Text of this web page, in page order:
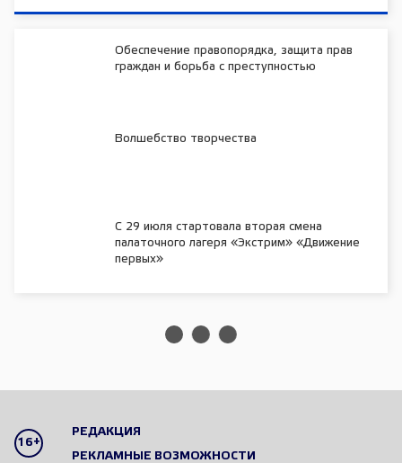
Обеспечение правопорядка, защита прав
граждан и борьба с преступностью
Волшебство творчества
С 29 июля стартовала вторая смена
палаточного лагеря «Экстрим» «Движение
первых»
16+
РЕДАКЦИЯ
РЕКЛАМНЫЕ ВОЗМОЖНОСТИ